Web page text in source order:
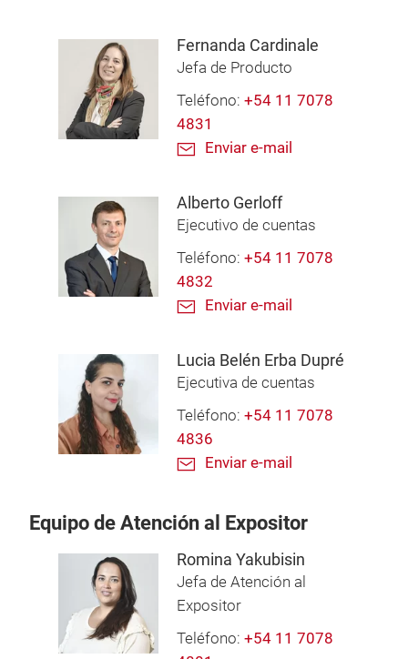
Fernanda Cardinale
Jefa de Producto
Teléfono: +54 11 7078
4831
Enviar e-mail
Alberto Gerloff
Ejecutivo de cuentas
Teléfono: +54 11 7078
4832
Enviar e-mail
Lucia Belén Erba Dupré
Ejecutiva de cuentas
Teléfono: +54 11 7078
4836
Enviar e-mail
Equipo de Atención al Expositor
Romina Yakubisin
Jefa de Atención al
Expositor
Teléfono: +54 11 7078